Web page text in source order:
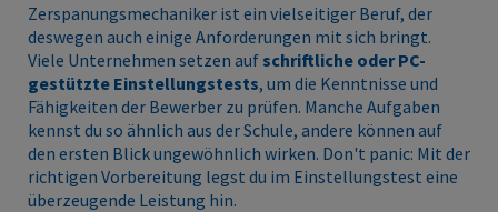
Zerspanungsmechaniker ist ein vielseitiger Beruf, der
deswegen auch einige Anforderungen mit sich bringt.
Viele Unternehmen setzen auf schriftliche oder PC-
gestützte Einstellungstests, um die Kenntnisse und
Fähigkeiten der Bewerber zu prüfen. Manche Aufgaben
kennst du so ähnlich aus der Schule, andere können auf
den ersten Blick ungewöhnlich wirken. Don't panic: Mit der
richtigen Vorbereitung legst du im Einstellungstest eine
überzeugende Leistung hin.